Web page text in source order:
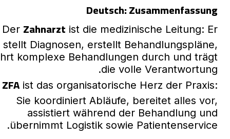
Deutsch: Zusammenfassung
Der Zahnarzt ist die medizinische Leitung: Er
stellt Diagnosen, erstellt Behandlungspläne,
komplexe Behandlungen durch und trägt
die volle Verantwortung.
ZFA ist das organisatorische Herz der Praxis:
Sie koordiniert Abläufe, bereitet alles vor,
assistiert während der Behandlung und
übernimmt Logistik sowie Patientenservice.